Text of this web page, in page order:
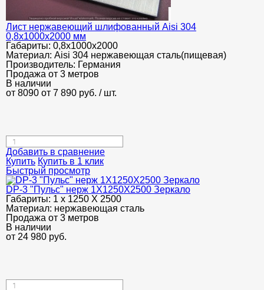
Лист нержавеющий шлифованный Aisi 304
0,8х1000х2000 мм
Габариты: 0,8х1000х2000
Материал: Aisi 304 нержавеющая сталь(пищевая)
Производитель: Германия
Продажа от 3 метров
В наличии
от 8090 от 7 890 руб. / шт.
Добавить в сравнение
Купить Купить в 1 клик
Быстрый просмотр
DP-3 "Пульс" нерж 1Х1250Х2500 Зеркало
Габариты: 1 х 1250 Х 2500
Материал: нержавеющая сталь
Продажа от 3 метров
В наличии
от 24 980 руб.